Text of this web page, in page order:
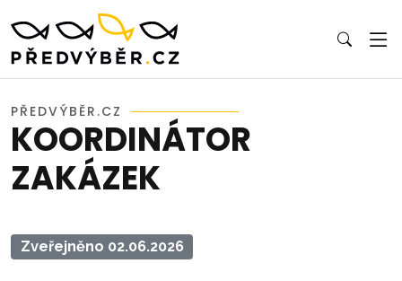
PŘEDVÝBĚR.CZ
KOORDINÁTOR
ZAKÁZEK
Zveřejněno 02.06.2026